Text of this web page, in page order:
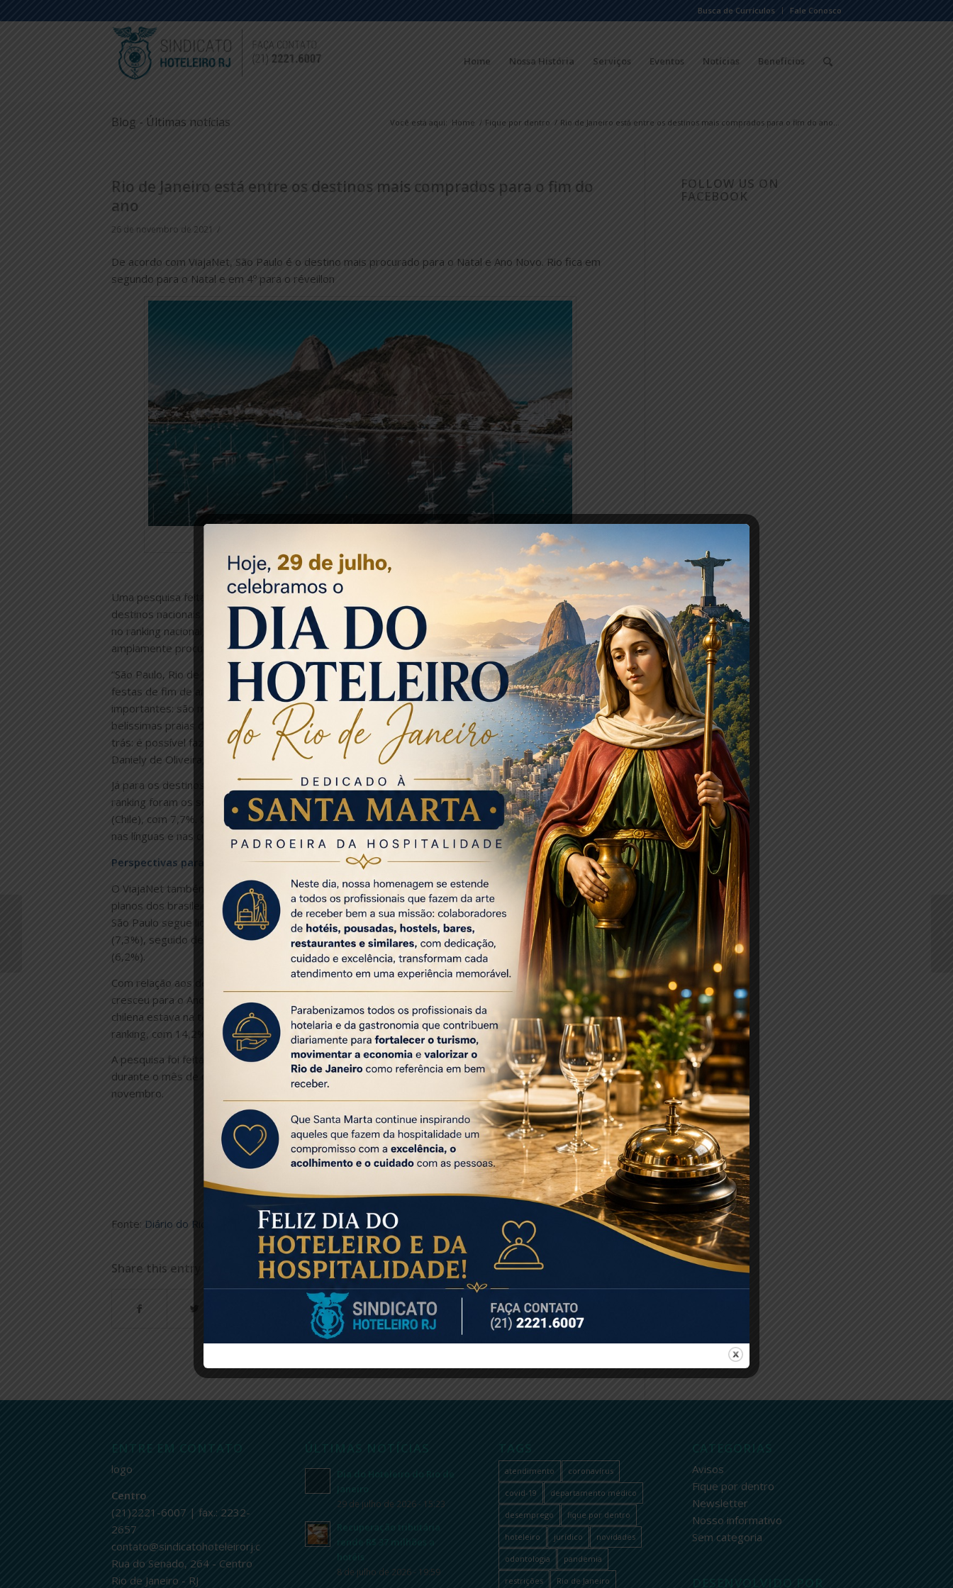
Busca de Currículos Fale Conosco
Home Nossa História Serviços Eventos Notícias Benefícios
Blog - Últimas notícias Você está aqui: Home / Fique por dentro / Rio de Janeiro está entre os destinos mais comprados para o fim do ano...
Rio de Janeiro está entre os destinos mais comprados para o fim do
ano
26 de novembro de 2021 /
De acordo com ViajaNet, São Paulo é o destino mais procurado para o Natal e Ano Novo. Rio fica em
segundo para o Natal e em 4º para o réveillon
Uma pesquisa feita pelo ViajaNet, agência virtual de turismo, evidenciou alguns dos principais
destinos nacionais e internacionais para passar o Natal de 2021. Dentre os três primeiros destinos
no ranking nacional, estão São Paulo (12,4%), Rio de Janeiro (6,6%) e Salvador (6,3%), que são capitais
amplamente procuradas. Na volta da “vida normal”, não foi diferente.
“São Paulo, Rio de Janeiro e Salvador são destinos muito queridos e procurados por brasileiros nas
festas de fim de ano. Isso porque, apesar de muito diferentes, as três cidades unem pontos muito
importantes: são metrópoles, com atrações urbanas, e contam com destinos para a natureza – as
belíssimas praias de Salvador e do Rio de Janeiro que o digam. Mas São Paulo também não fica para
trás: é possível fazer trilhas para cachoeiras e conhecer as áreas verdes da capital paulista”, explica
Daniely de Oliveira, Gerente de Comunicação do ViajaNet.
Já para os destinos internacionais, ainda segundo levantamento, os três primeiros colocados no
ranking foram os seguintes: Nova Iorque (EUA), com 13,4%, Lisboa (Portugal), com 10,8%, e Santiago
(Chile), com 7,7%. Os destinos internacionais mais procurados são bem diferentes entre si, inclusive
nas línguas e nas culturas locais.
Perspectivas para viagens de Ano Novo são similares
O ViajaNet também analisou as compras de passagens aéreas para o período do Réveillon e os
planos dos brasileiros para a data festiva é similar ao do Natal. Com relação aos destinos nacionais,
São Paulo segue liderando no ranking, com 12,2%. No entanto, em segundo lugar, temos Recife
(7,3%), seguido de Salvador (6,8%). Para este feriado, o Rio de Janeiro caiu para a quarta posição
(6,2%).
Com relação aos destinos internacionais, o levantamento mostra que o interesse por Santiago
cresceu para o Ano Novo, em comparação com o Natal. No feriado de 25 de dezembro, a cidade
chilena estava na terceira posição, enquanto para a virada do ano, assume o primeiro lugar no
ranking, com 14,2%, seguido por Lisboa (10,8%) e Nova Iorque (7,7%).
A pesquisa foi feita com base na emissão de passagens aéreas previstas para as festividades
durante o mês de dezembro deste ano. A apuração contabilizou as compras feitas até o dia 5 de
novembro.
Fonte: Diário do Rio
Share this entry
FOLLOW US ON
FACEBOOK
ENTRE EM CONTATO
logo
Centro
(21)2221-6007 | fax.: 2232-
2657
contato@sindicatohoteleirorj.com.br
Rua do Senado, 264 - Centro
Rio de Janeiro - RJ
ÚLTIMAS NOTÍCIAS
Dia do Hoteleiro do Rio de
Janeiro
29 de julho de 2026 - 15:23
Recuperação tributária
rende R$ 37 milhões a
hotéis
8 de julho de 2026 - 19:59
TAGS
atendimento coronavírus
covid-19 departamento médico
desemprego fique por dentro
hoteleiro jurídico novidades
odontologia pandemia
restrições Rio de Janeiro
CATEGORIAS
Avisos
Fique por dentro
Newsletter
Nosso informativo
Sem categoria
DESENVOLVIDO POR
Fasano Rio de Janeiro